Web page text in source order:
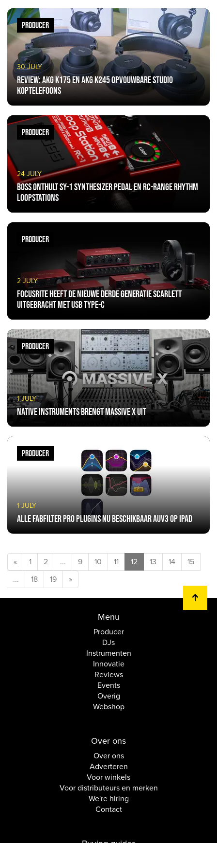
30 JULY
Review: AKG K175 en AKG K245 opvouwbare studio
koptelefoons
PRODUCER
24 JULY
BOSS onthult SY-1 synthesizer pedal en RC-Range rhythm
loopstations
PRODUCER
2 JULY
Focusrite heeft de nieuwe derde generatie Scarlett
uitgebracht met USB Type-C
PRODUCER
1 JULY
Native Instruments brengt Massive X uit
PRODUCER
1 JULY
Alle FabFilter Pro plugins nu beschikbaar AUv3 op iPad
PRODUCER
« 1 2 ... 9 10 11 12 13 14
15
...
18 19 »
Menu
Producer
DJs
Instrumenten
Innovatie
Reviews
Events
Overig
Webshop
Over ons
Over ons
Adverteren
Voor winkels
Voor distributeurs en merken
We're hiring
Contact